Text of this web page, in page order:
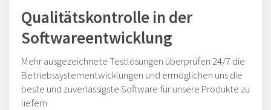
Qualitätskontrolle in der
Softwareentwicklung
Mehr ausgezeichnete Testlösungen überprüfen 24/7 die
Betriebssystementwicklungen und ermöglichen uns die
beste und zuverlässigste Software für unsere Produkte zu
liefern.